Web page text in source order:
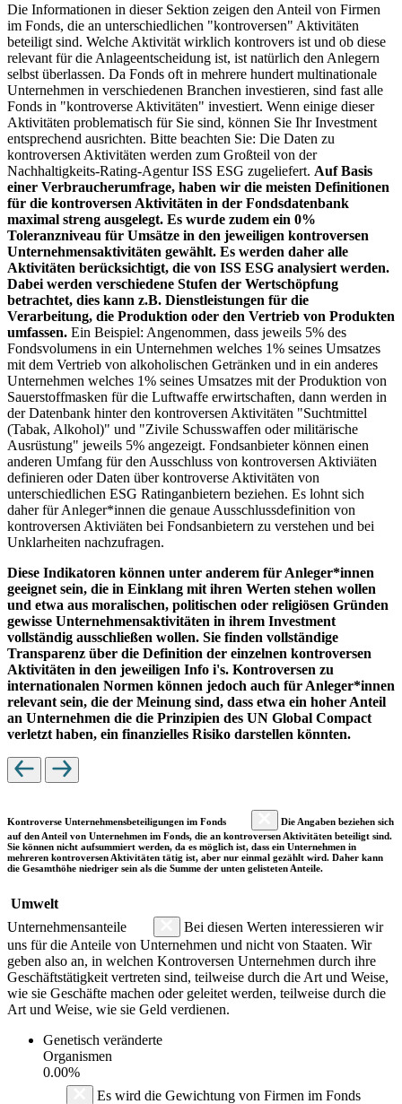
Die Informationen in dieser Sektion zeigen den Anteil von Firmen
im Fonds, die an unterschiedlichen "kontroversen" Aktivitäten
beteiligt sind. Welche Aktivität wirklich kontrovers ist und ob diese
relevant für die Anlageentscheidung ist, ist natürlich den Anlegern
selbst überlassen. Da Fonds oft in mehrere hundert multinationale
Unternehmen in verschiedenen Branchen investieren, sind fast alle
Fonds in "kontroverse Aktivitäten" investiert. Wenn einige dieser
Aktivitäten problematisch für Sie sind, können Sie Ihr Investment
entsprechend ausrichten. Bitte beachten Sie: Die Daten zu
kontroversen Aktivitäten werden zum Großteil von der
Nachhaltigkeits-Rating-Agentur ISS ESG zugeliefert. Auf Basis
einer Verbraucherumfrage, haben wir die meisten Definitionen
für die kontroversen Aktivitäten in der Fondsdatenbank
maximal streng ausgelegt. Es wurde zudem ein 0%
Toleranzniveau für Umsätze in den jeweiligen kontroversen
Unternehmensaktivitäten gewählt. Es werden daher alle
Aktivitäten berücksichtigt, die von ISS ESG analysiert werden.
Dabei werden verschiedene Stufen der Wertschöpfung
betrachtet, dies kann z.B. Dienstleistungen für die
Verarbeitung, die Produktion oder den Vertrieb von Produkten
umfassen. Ein Beispiel: Angenommen, dass jeweils 5% des
Fondsvolumens in ein Unternehmen welches 1% seines Umsatzes
mit dem Vertrieb von alkoholischen Getränken und in ein anderes
Unternehmen welches 1% seines Umsatzes mit der Produktion von
Sauerstoffmasken für die Luftwaffe erwirtschaften, dann werden in
der Datenbank hinter den kontroversen Aktivitäten "Suchtmittel
(Tabak, Alkohol)" und "Zivile Schusswaffen oder militärische
Ausrüstung" jeweils 5% angezeigt. Fondsanbieter können einen
anderen Umfang für den Ausschluss von kontroversen Aktiviäten
definieren oder Daten über kontroverse Aktivitäten von
unterschiedlichen ESG Ratinganbietern beziehen. Es lohnt sich
daher für Anleger*innen die genaue Ausschlussdefinition von
kontroversen Aktiviäten bei Fondsanbietern zu verstehen und bei
Unklarheiten nachzufragen.
Diese Indikatoren können unter anderem für Anleger*innen
geeignet sein, die in Einklang mit ihren Werten stehen wollen
und etwa aus moralischen, politischen oder religiösen Gründen
gewisse Unternehmensaktivitäten in ihrem Investment
vollständig ausschließen wollen. Sie finden vollständige
Transparenz über die Definition der einzelnen kontroversen
Aktivitäten in den jeweiligen Info i's. Kontroversen zu
internationalen Normen können jedoch auch für Anleger*innen
relevant sein, die der Meinung sind, dass etwa ein hoher Anteil
an Unternehmen die die Prinzipien des UN Global Compact
verletzt haben, ein finanzielles Risiko darstellen könnten.
Kontroverse Unternehmensbeteiligungen im Fonds
Die Angaben beziehen sich
auf den Anteil von Unternehmen im Fonds, die an kontroversen Aktivitäten beteiligt sind.
Sie können nicht aufsummiert werden, da es möglich ist, dass ein Unternehmen in
mehreren kontroversen Aktivitäten tätig ist, aber nur einmal gezählt wird. Daher kann
die Gesamthöhe niedriger sein als die Summe der unten gelisteten Anteile.
Umwelt
Unternehmensanteile
Bei diesen Werten interessieren wir
uns für die Anteile von Unternehmen und nicht von Staaten. Wir
geben also an, in welchen Kontroversen Unternehmen durch ihre
Geschäftstätigkeit vertreten sind, teilweise durch die Art und Weise,
wie sie Geschäfte machen oder geleitet werden, teilweise durch die
Art und Weise, wie sie Geld verdienen.
Genetisch veränderte
Organismen
0.00%
Es wird die Gewichtung von Firmen im Fonds